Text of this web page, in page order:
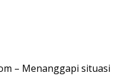
– Menanggapi situasi